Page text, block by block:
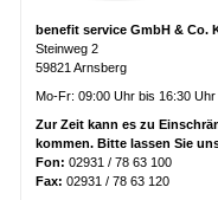
benefit service GmbH & Co.
Steinweg 2
59821 Arnsberg
Mo-Fr: 09:00 Uhr bis 16:30 Uhr
Zur Zeit kann es zu
kommen. Bitte lassen Sie
Fon: 02931 / 78 63 100
Fax: 02931 / 78 63 120